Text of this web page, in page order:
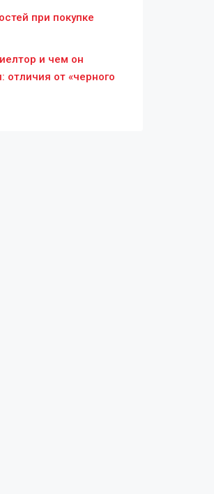
при покупке
и чем он
отличия от «черного